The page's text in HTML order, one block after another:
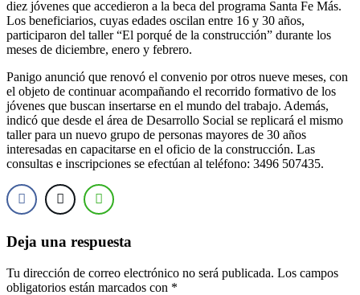
diez jóvenes que accedieron a la beca del programa Santa Fe Más.
Los beneficiarios, cuyas edades oscilan entre 16 y 30 años,
participaron del taller “El porqué de la construcción” durante los
meses de diciembre, enero y febrero.
Panigo anunció que renovó el convenio por otros nueve meses, con
el objeto de continuar acompañando el recorrido formativo de los
jóvenes que buscan insertarse en el mundo del trabajo. Además,
indicó que desde el área de Desarrollo Social se replicará el mismo
taller para un nuevo grupo de personas mayores de 30 años
interesadas en capacitarse en el oficio de la construcción. Las
consultas e inscripciones se efectúan al teléfono: 3496 507435.
Deja una respuesta
Tu dirección de correo electrónico no será publicada. Los campos
obligatorios están marcados con *